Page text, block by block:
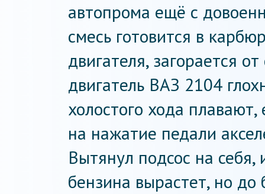
автопрома ещё с
смесь готовится в
двигателя, загорается
двигатель ВАЗ 2104
холостого хода
на нажатие педали
Вытянул подсос на
бензина вырастет, но